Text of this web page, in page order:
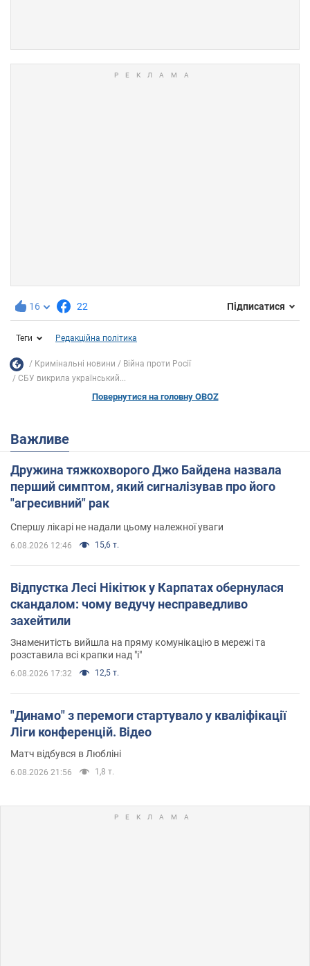
16 22 Підписатися
Теги Редакційна політика
Кримінальні новини
Війна проти Росії
СБУ викрила український...
Повернутися на головну OBOZ
Важливе
Дружина тяжкохворого Джо Байдена назвала
перший симптом, який сигналізував про його
"агресивний" рак
Спершу лікарі не надали цьому належної уваги
6.08.2026 12:46 15,6 т.
Відпустка Лесі Нікітюк у Карпатах обернулася
скандалом: чому ведучу несправедливо
захейтили
Знаменитість вийшла на пряму комунікацію в мережі та
розставила всі крапки над "і"
6.08.2026 17:32 12,5 т.
"Динамо" з перемоги стартувало у кваліфікації
Ліги конференцій. Відео
Матч відбувся в Любліні
6.08.2026 21:56 1,8 т.